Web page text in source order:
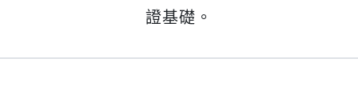
證基礎。